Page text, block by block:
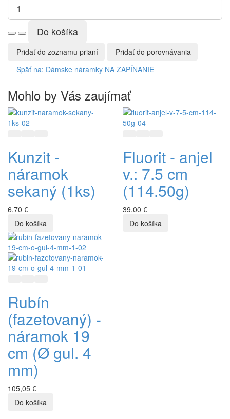
Pridať do zoznamu prianí
Pridať do porovnávania
Späť na: Dámske náramky NA ZAPÍNANIE
Mohlo by Vás zaujímať
Kunzit -
náramok
sekaný (1ks)
6,70 €
Fluorit - anjel
v.: 7.5 cm
(114.50g)
39,00 €
Rubín
(fazetovaný) -
náramok 19
cm (Ø gul. 4
mm)
105,05 €